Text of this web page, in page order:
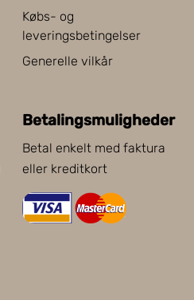
Købs- og
leveringsbetingelser
Generelle vilkår
Betalingsmuligheder
Betal enkelt med faktura
eller kreditkort